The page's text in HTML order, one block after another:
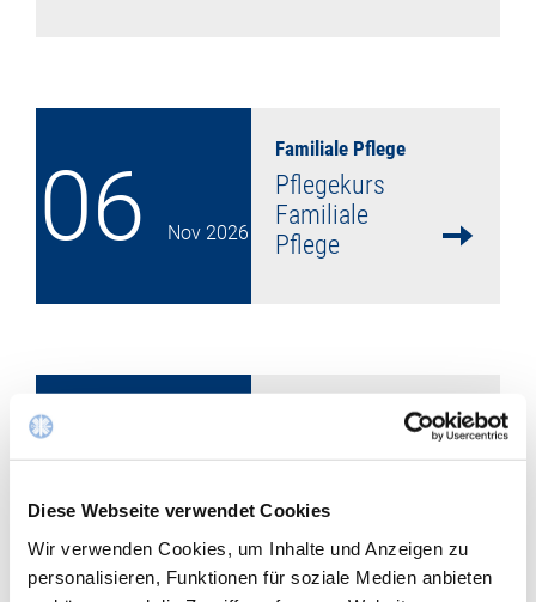
Diese Webseite verwendet Cookies
Wir verwenden Cookies, um Inhalte und Anzeigen zu
personalisieren, Funktionen für soziale Medien anbieten
06 Nov 2026
Familiale Pflege
Pflegekurs
Familiale
Pflege
06 2026
Familiale Pflege
Gesprächskrei
Pflegende,
deren
Angehörige mit